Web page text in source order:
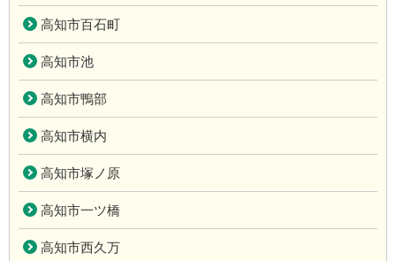
高知市百石町
高知市池
高知市鴨部
高知市横内
高知市塚ノ原
高知市一ツ橋
高知市西久万